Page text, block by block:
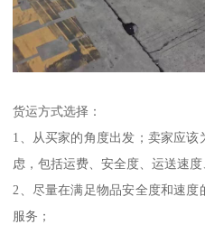
货运方式选择：
1、从买家的角度出发；卖家应
虑，包括运费、安全度、运送速度
2、尽量在满足物品安全度和速
服务；